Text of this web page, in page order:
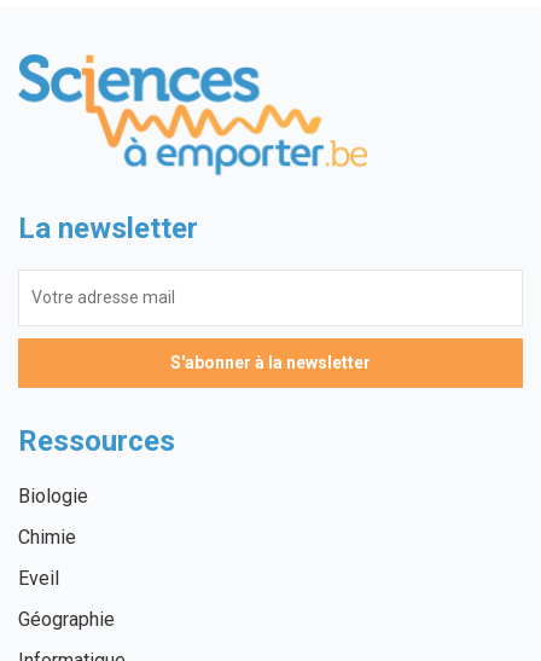
La newsletter
Ressources
Biologie
Chimie
Eveil
Géographie